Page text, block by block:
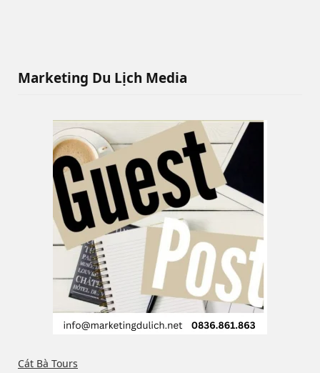
Marketing Du Lịch Media
Cát Bà Tours